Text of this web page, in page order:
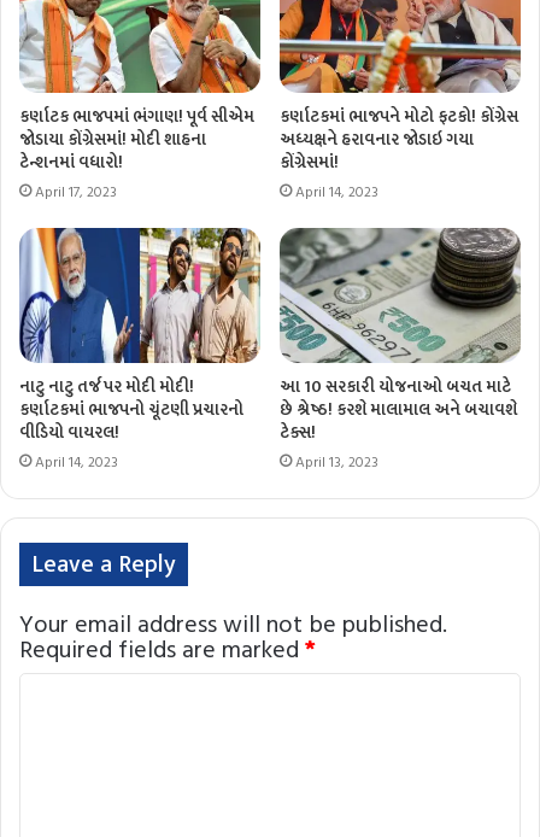
કર્ણાટક ભાજપમાં ભંગાણ! પૂર્વ સીએમ
જોડાયા કોંગ્રેસમાં! મોદી શાહના
ટેન્શનમાં વધારો!
April 17, 2023
કર્ણાટકમાં ભાજપને મોટો ફટકો! કોંગ્રેસ
અધ્યક્ષને હરાવનાર જોડાઇ ગયા
કોંગ્રેસમાં!
April 14, 2023
નાટુ નાટુ તર્જ પર મોદી મોદી!
કર્ણાટકમાં ભાજપનો ચૂંટણી પ્રચારનો
વીડિયો વાયરલ!
April 14, 2023
આ 10 સરકારી યોજનાઓ બચત માટે
છે શ્રેષ્ઠ! કરશે માલામાલ અને બચાવશે
ટેક્સ!
April 13, 2023
Leave a Reply
Your email address will not be published.
Required fields are marked *